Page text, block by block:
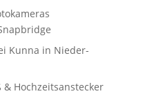
Kunna in Nieder-
Hochzeitsanstecker